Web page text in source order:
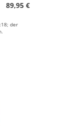
89,95 €
der